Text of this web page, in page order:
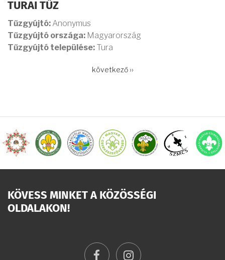
TURAI TŰZ
Tűzgyújtó: Anonymus
Tűzgyújtó országa: Magyarország
Tűzgyújtó települése: Tura
Következő
következő ››
KÖVESS MINKET A KÖZÖSSÉGI
OLDALAKON!
facebookinstagram